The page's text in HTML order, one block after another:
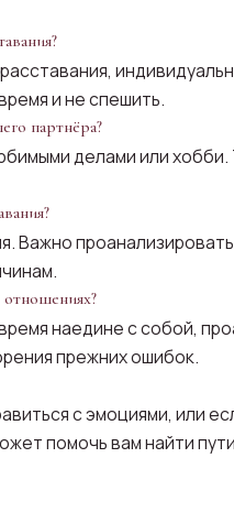
и не спешить.
партнёра?
делами или
Важно
наедине с собой,
прежних ошибок.
с эмоциями, или
помочь вам найти